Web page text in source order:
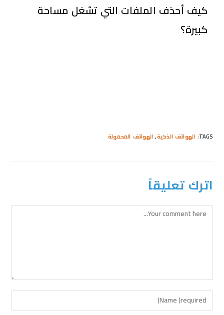
كيف أحذف الملفات التي تشغل مساحة
كبيرة؟
TAGS
: الهواتف الذكية, الهواتف المحمولة
اترك تعليقاً